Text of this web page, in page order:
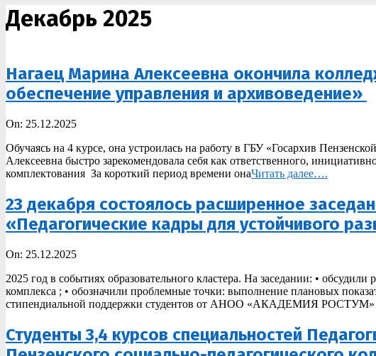
Декабрь 2025
Нагаец Марина Алексеевна окончила
обеспечение управления и архивоведение»
2025-
25
On: 25.12.2025
Обучаясь на 4 курсе, она устроилась на работу в ГБУ «Госархив
Алексеевна быстро зарекомендовала себя как ответственного,
комплектования За короткий период времени онаЧитать далее….
23 декабря состоялось расширенное
«Педагогические кадры для устойчивого
2025-
25
On: 25.12.2025
2025 год в событиях образовательного кластера. На заседании: •
комплекса ; • обозначили проблемные точки: выполнение плановых
стипендиальной поддержки студентов от АНОО «АКАДЕМИЯ РОСТУМ»
Студенты 3,4 курсов специальностей